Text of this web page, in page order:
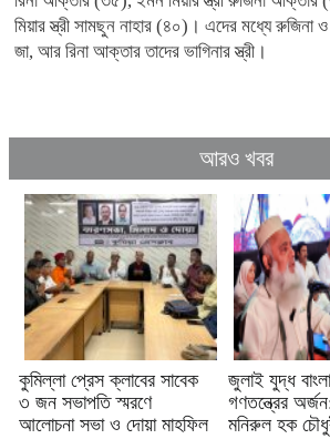
মিয়ার স্ত্রী সামছুন নাহার (৪০)। এদের মধ্যে রুজিনা
জা, আর রিনা আক্তার তাদের ভাগিনার স্ত্রী।
আরও খবর
কুমিল্লা প্রেস ক্লাবের সাবেক
৩ জন সভাপতি স্মরণে
আলোচনা সভা ও দোয়া মাহফিল
জুলাই যুদ্ধ
গণতন্ত্রের
মনিরুল হক